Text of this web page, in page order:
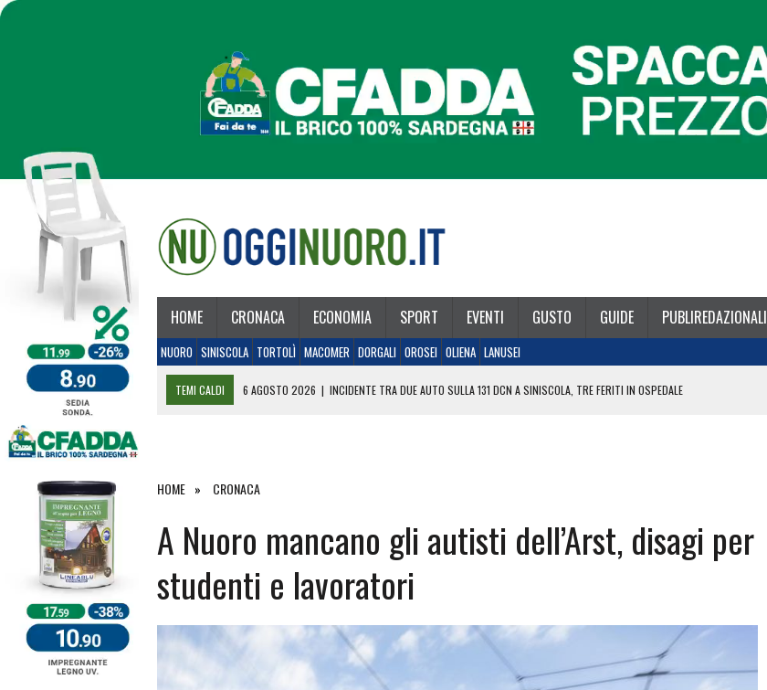
HOME CRONACA ECONOMIA SPORT EVENTI GUSTO GUIDE PUBLIREDAZIONALI
NUORO SINISCOLA TORTOLÌ MACOMER DORGALI OROSEI OLIENA LANUSEI
TEMI CALDI 6 AGOSTO 2026 | INCIDENTE TRA DUE AUTO SULLA 131 DCN A SINISCOLA, TRE FERITI IN OSPEDALE
27 LUGLIO 2026
|
HOME CRONACA
A Nuoro mancano gli autisti dell’Arst, disagi per
studenti e lavoratori